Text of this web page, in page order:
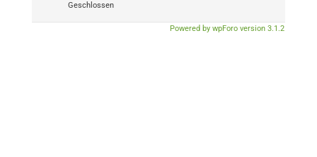
Geschlossen
Powered by wpForo version 3.1.2